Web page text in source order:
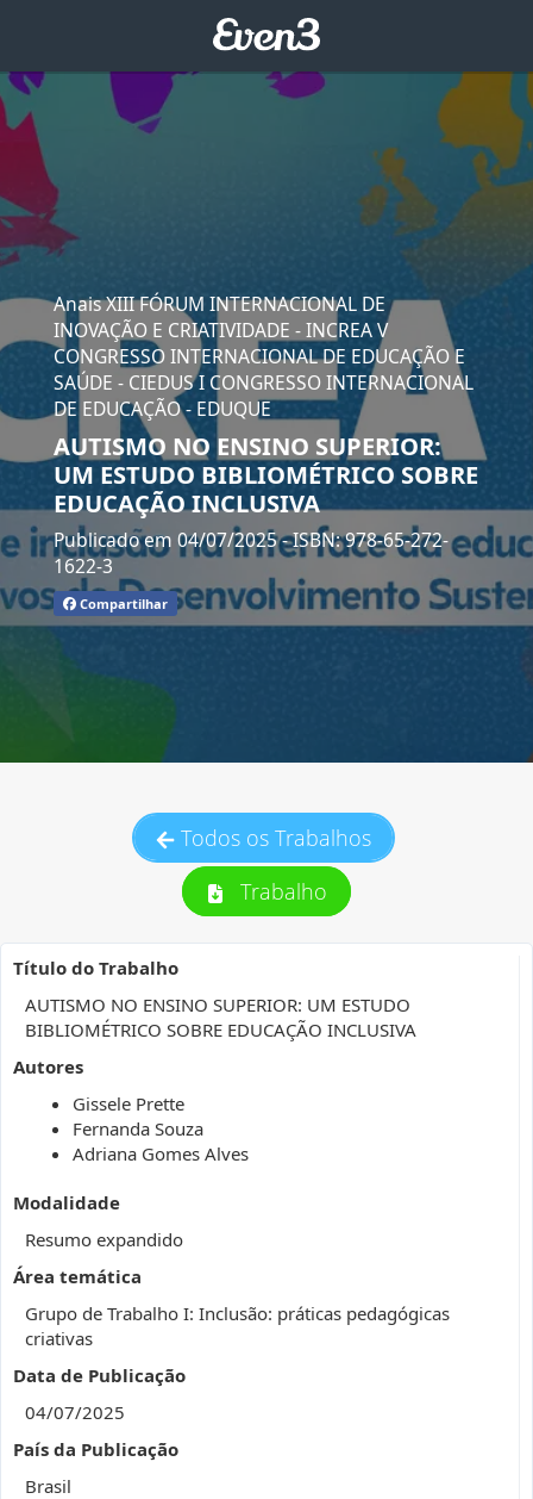
Anais XIII FÓRUM INTERNACIONAL DE
INOVAÇÃO E CRIATIVIDADE - INCREA V
CONGRESSO INTERNACIONAL DE EDUCAÇÃO E
SAÚDE - CIEDUS I CONGRESSO INTERNACIONAL
DE EDUCAÇÃO - EDUQUE
AUTISMO NO ENSINO SUPERIOR:
UM ESTUDO BIBLIOMÉTRICO SOBRE
EDUCAÇÃO INCLUSIVA
Publicado em 04/07/2025- ISBN: 978-65-272-
1622-3
Compartilhar
Todos os Trabalhos
Trabalho
Título do Trabalho
AUTISMO NO ENSINO SUPERIOR: UM ESTUDO
BIBLIOMÉTRICO SOBRE EDUCAÇÃO INCLUSIVA
Autores
Gissele Prette
Fernanda Souza
Adriana Gomes Alves
Modalidade
Resumo expandido
Área temática
Grupo de Trabalho I: Inclusão: práticas pedagógicas
criativas
Data de Publicação
04/07/2025
País da Publicação
Brasil